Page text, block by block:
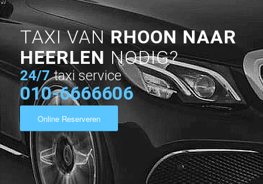
TAXI VANRHOON NAAR
HEERLEN NODIG?
24/7 taxi service
010-6666606
Online Reserveren